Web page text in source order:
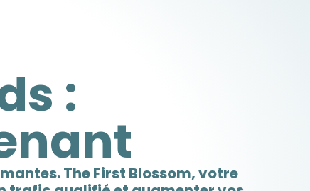
:
The First Blossom, votre